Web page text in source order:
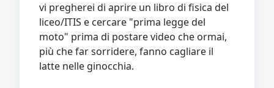
vi pregherei di aprire un libro di fisica del
liceo/ITIS e cercare "prima legge del
moto" prima di postare video che ormai,
più che far sorridere, fanno cagliare il
latte nelle ginocchia.